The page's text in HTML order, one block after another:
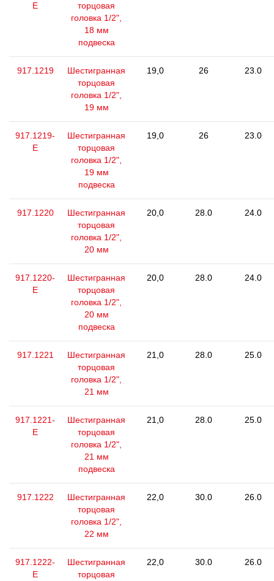
E
торцовая
головка 1/2",
18 мм
подвеска
917.1219
Шестигранная
торцовая
головка 1/2",
19 мм
19,0 26 23.0
917.1219-
E
Шестигранная
торцовая
головка 1/2",
19 мм
подвеска
19,0 26 23.0
917.1220
Шестигранная
торцовая
головка 1/2",
20 мм
20,0 28.0 24.0
917.1220-
E
Шестигранная
торцовая
головка 1/2",
20 мм
подвеска
20,0 28.0 24.0
917.1221
Шестигранная
торцовая
головка 1/2",
21 мм
21,0 28.0 25.0
917.1221-
E
Шестигранная
торцовая
головка 1/2",
21 мм
подвеска
21,0 28.0 25.0
917.1222
Шестигранная
торцовая
головка 1/2",
22 мм
22,0 30.0 26.0
917.1222-
E
Шестигранная
торцовая
22,0 30.0 26.0